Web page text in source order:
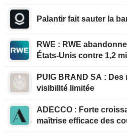
Palantir fait sauter la
RWE : RWE abandonne l'éolien offshore aux
États-Unis contre 1,2
PUIG BRAND SA : Des résultats solides, une
visibilité limitée
ADECCO : Forte croissance organique et
maîtrise efficace des